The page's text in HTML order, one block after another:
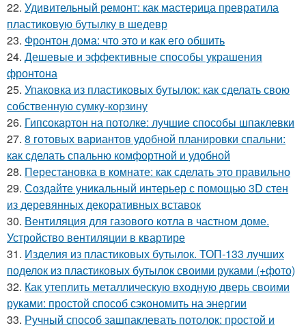
22. Удивительный ремонт: как мастерица превратила
пластиковую бутылку в шедевр
23. Фронтон дома: что это и как его обшить
24. Дешевые и эффективные способы украшения
фронтона
25. Упаковка из пластиковых бутылок: как сделать свою
собственную сумку-корзину
26. Гипсокартон на потолке: лучшие способы шпаклевки
27. 8 готовых вариантов удобной планировки спальни:
как сделать спальню комфортной и удобной
28. Перестановка в комнате: как сделать это правильно
29. Создайте уникальный интерьер с помощью 3D стен
из деревянных декоративных вставок
30. Вентиляция для газового котла в частном доме.
Устройство вентиляции в квартире
31. Изделия из пластиковых бутылок. ТОП-133 лучших
поделок из пластиковых бутылок своими руками (+фото)
32. Как утеплить металлическую входную дверь своими
руками: простой способ сэкономить на энергии
33. Ручный способ зашпаклевать потолок: простой и